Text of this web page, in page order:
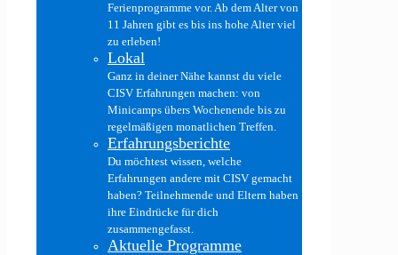
Ferienprogramme vor. Ab dem Alter von
11 Jahren gibt es bis ins hohe Alter viel
zu erleben!
Lokal
Ganz in deiner Nähe kannst du viele
CISV Erfahrungen machen: von
Minicamps übers Wochenende bis zu
regelmäßigen monatlichen Treffen.
Erfahrungsberichte
Du möchtest wissen, welche
Erfahrungen andere mit CISV gemacht
haben? Teilnehmende und Eltern haben
ihre Eindrücke für dich
zusammengefasst.
Aktuelle Programme